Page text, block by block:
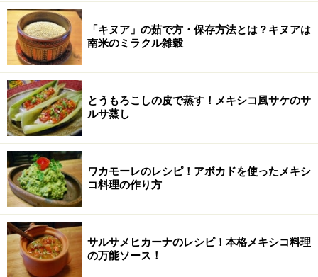
「キヌア」の茹で方・保存方法とは？キヌアは
南米のミラクル雑穀
とうもろこしの皮で蒸す！メキシコ風サケのサ
ルサ蒸し
ワカモーレのレシピ！アボカドを使ったメキシ
コ料理の作り方
サルサメヒカーナのレシピ！本格メキシコ料理
の万能ソース！